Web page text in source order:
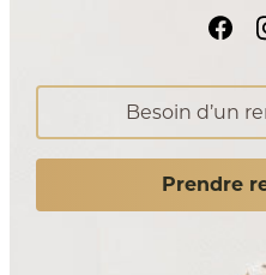
Besoin d’un
Prendre